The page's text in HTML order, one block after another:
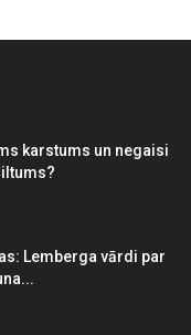
karstums un negaisi
Lemberga vārdi par